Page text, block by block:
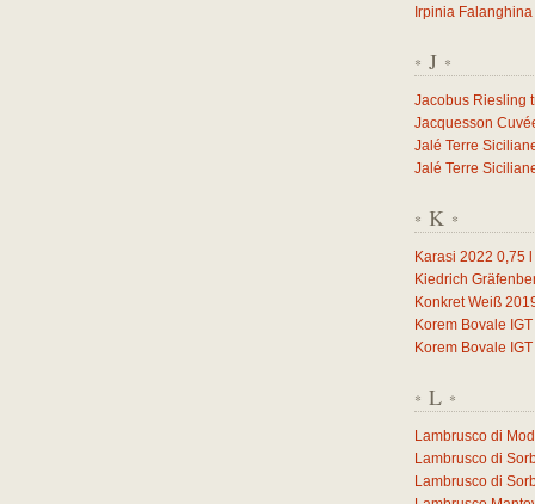
Irpinia
* J *
Jacobus Riesling
Jacquesson
Jalé Terre
Jalé Terre
* K *
Karasi 2022 0,75
Kiedrich
Konkret Weiß
Korem Bovale
Korem Bovale
* L *
Lambrusco di
Lambrusco di
Lambrusco di